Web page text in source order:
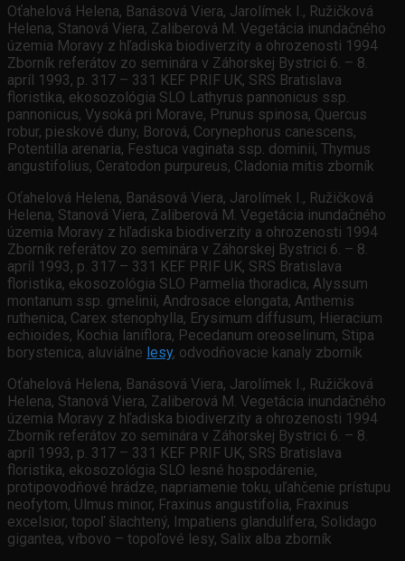
Oťahelová Helena, Banásová Viera, Jarolímek I., Ružičková
Helena, Stanová Viera, Zaliberová M. Vegetácia inundačného
územia Moravy z hľadiska biodiverzity a ohrozenosti 1994
Zborník referátov zo seminára v Záhorskej Bystrici 6. – 8.
apríl 1993, p. 317 – 331 KEF PRIF UK, SRS Bratislava
floristika, ekosozológia SLO Lathyrus pannonicus ssp.
pannonicus, Vysoká pri Morave, Prunus spinosa, Quercus
robur, pieskové duny, Borová, Corynephorus canescens,
Potentilla arenaria, Festuca vaginata ssp. dominii, Thymus
angustifolius, Ceratodon purpureus, Cladonia mitis zborník
Oťahelová Helena, Banásová Viera, Jarolímek I., Ružičková
Helena, Stanová Viera, Zaliberová M. Vegetácia inundačného
územia Moravy z hľadiska biodiverzity a ohrozenosti 1994
Zborník referátov zo seminára v Záhorskej Bystrici 6. – 8.
apríl 1993, p. 317 – 331 KEF PRIF UK, SRS Bratislava
floristika, ekosozológia SLO Parmelia thoradica, Alyssum
montanum ssp. gmelinii, Androsace elongata, Anthemis
ruthenica, Carex stenophylla, Erysimum diffusum, Hieracium
echioides, Kochia laniflora, Pecedanum oreoselinum, Stipa
borystenica, aluviálne lesy, odvodňovacie kanaly zborník
Oťahelová Helena, Banásová Viera, Jarolímek I., Ružičková
Helena, Stanová Viera, Zaliberová M. Vegetácia inundačného
územia Moravy z hľadiska biodiverzity a ohrozenosti 1994
Zborník referátov zo seminára v Záhorskej Bystrici 6. – 8.
apríl 1993, p. 317 – 331 KEF PRIF UK, SRS Bratislava
floristika, ekosozológia SLO lesné hospodárenie,
protipovodňové hrádze, napriamenie toku, uľahčenie prístupu
neofytom, Ulmus minor, Fraxinus angustifolia, Fraxinus
excelsior, topoľ šlachtený, Impatiens glandulifera, Solidago
gigantea, vŕbovo – topoľové lesy, Salix alba zborník